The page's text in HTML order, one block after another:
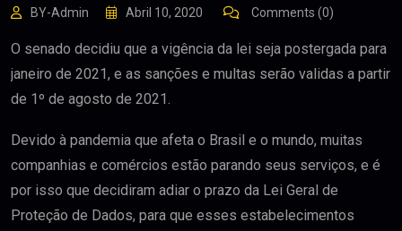
BY-Admin Abril 10, 2020 Comments (0)
O senado decidiu que a vigência da lei seja postergada para
janeiro de 2021, e as sanções e multas serão validas a partir
de 1º de agosto de 2021.
Devido à pandemia que afeta o Brasil e o mundo, muitas
companhias e comércios estão parando seus serviços, e é
por isso que decidiram adiar o prazo da Lei Geral de
Proteção de Dados, para que esses estabelecimentos